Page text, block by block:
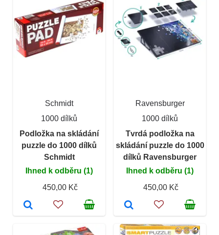
Schmidt
1000 dílků
Podložka na skládání
puzzle do 1000 dílků
Schmidt
Ihned k odběru (1)
450,00 Kč
Ravensburger
1000 dílků
Tvrdá podložka na
skládání puzzle do 1000
dílků Ravensburger
Ihned k odběru (1)
450,00 Kč